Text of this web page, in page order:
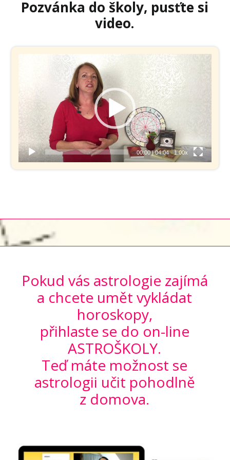
Pozvánka do školy, pusťte si
video.
přehrávač
00:00|04:04 1.00x
Pokud vás astrologie zajímá
a chcete umět vykládat
horoskopy,
přihlaste se do on-line
ASTROŠKOLY.
Teď máte možnost se
astrologii učit pohodlně
z domova.